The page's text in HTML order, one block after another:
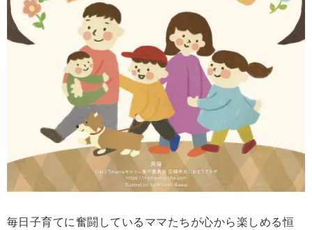
毎日子育てに奮闘しているママたちが心から楽しめる恒